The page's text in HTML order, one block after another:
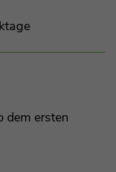
dem ersten